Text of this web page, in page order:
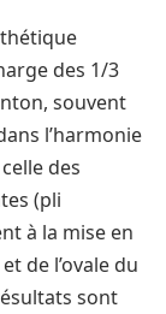
des 1/3
souvent
l’harmonie
des
(pli
à la mise en
de l’ovale du
sont